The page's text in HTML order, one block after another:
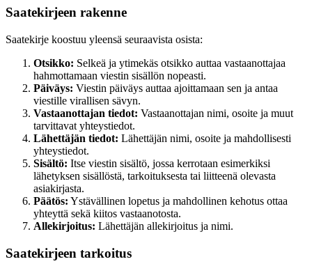
Saatekirjeen rakenne
Saatekirje koostuu yleensä seuraavista osista:
Otsikko: Selkeä ja ytimekäs otsikko auttaa vastaanottajaa
hahmottamaan viestin sisällön nopeasti.
Päiväys: Viestin päiväys auttaa ajoittamaan sen ja antaa
viestille virallisen sävyn.
Vastaanottajan tiedot: Vastaanottajan nimi, osoite ja muut
tarvittavat yhteystiedot.
Lähettäjän tiedot: Lähettäjän nimi, osoite ja mahdollisesti
yhteystiedot.
Sisältö: Itse viestin sisältö, jossa kerrotaan esimerkiksi
lähetyksen sisällöstä, tarkoituksesta tai liitteenä olevasta
asiakirjasta.
Päätös: Ystävällinen lopetus ja mahdollinen kehotus ottaa
yhteyttä sekä kiitos vastaanotosta.
Allekirjoitus: Lähettäjän allekirjoitus ja nimi.
Saatekirjeen tarkoitus